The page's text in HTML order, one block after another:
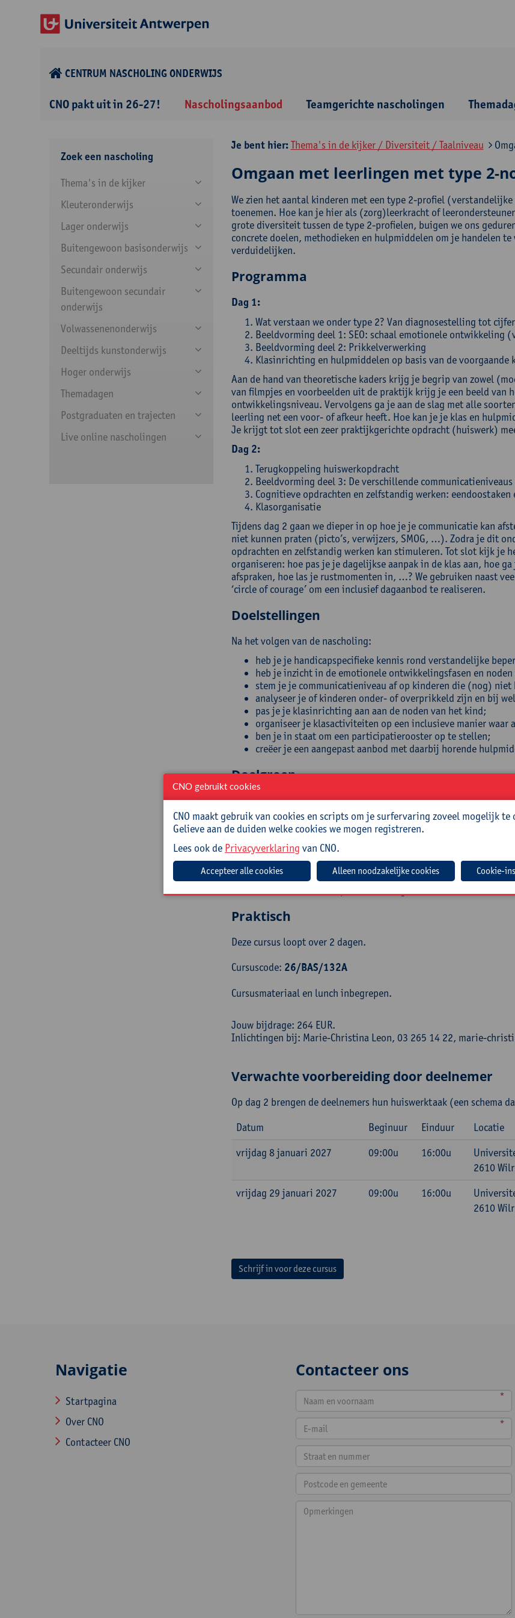
CENTRUM NASCHOLING ONDERWIJS
CNO pakt uit in 26-27! Nascholingsaanbod Teamgerichte nascholingen
Zoek een nascholing
Thema's in de kijker
Kleuteronderwijs
Lager onderwijs
Buitengewoon basisonderwijs
Secundair onderwijs
Buitengewoon secundair
onderwijs
Volwassenenonderwijs
Deeltijds kunstonderwijs
Hoger onderwijs
Themadagen
Postgraduaten en trajecten
Live online nascholingen
Je bent hier:Thema's in de kijker / Diversiteit / Taalniveau
Omgaan met leerlingen met type 2-
We zien het aantal kinderen met een type 2-profiel
toenemen. Hoe kan je hier als (zorg)leerkracht of
grote diversiteit tussen de type 2-profielen, buigen we ons
concrete doelen, methodieken en hulpmiddelen om je handelen
verduidelijken.
Programma
Dag 1:
Wat verstaan we onder type 2? Van diagnosestelling tot
Beeldvorming deel 1: SEO: schaal emotionele ontwikkeling
Beeldvorming deel 2: Prikkelverwerking
Klasinrichting en hulpmiddelen op basis van de voorgaande
Aan de hand van theoretische kaders krijg je begrip van zowel
van filmpjes en voorbeelden uit de praktijk krijg je een beeld van
ontwikkelingsniveau. Vervolgens ga je aan de slag met alle
leerling net een voor- of afkeur heeft. Hoe kan je je klas en
Je krijgt tot slot een zeer praktijkgerichte opdracht (huiswerk)
Dag 2:
Terugkoppeling huiswerkopdracht
Beeldvorming deel 3: De verschillende communicatieniveaus
Cognitieve opdrachten en zelfstandig werken: eendoostaken
Klasorganisatie
Tijdens dag 2 gaan we dieper in op hoe je je communicatie kan
niet kunnen praten (picto’s, verwijzers, SMOG, …). Zodra je dit
opdrachten en zelfstandig werken kan stimuleren. Tot slot kijk je
organiseren: hoe pas je je dagelijkse aanpak in de klas aan, hoe
afspraken, hoe las je rustmomenten in, …? We gebruiken naast
‘circle of courage’ om een inclusief dagaanbod te realiseren.
Doelstellingen
Na het volgen van de nascholing:
heb je je handicapspecifieke kennis rond verstandelijke
heb je inzicht in de emotionele ontwikkelingsfasen en
stem je je communicatieniveau af op kinderen die (nog) niet
analyseer je of kinderen onder- of overprikkeld zijn en bij
pas je je klasinrichting aan aan de noden van het kind;
organiseer je klasactiviteiten op een inclusieve manier waar
ben je in staat om een participatierooster op te stellen;
creëer je een aangepast aanbod met daarbij horende
Doelgroep
(Zorg)leerkrachten, zorgcoördinatoren en leerondersteuners uit
zijn welkom.
Laura Van Alphen is pedagoog van opleiding en gespecialiseerd
secundair onderwijs (type 2, type 9, type basisaanbod en type
Leersteuncentrum Antwerpen waar ze reguliere scholen
Praktisch
Deze cursus loopt over 2 dagen.
Cursuscode: 26/BAS/132A
Cursusmateriaal en lunch inbegrepen.
Jouw bijdrage: 264 EUR.
Inlichtingen bij: Marie-Christina Leon, 03 265 14 22, marie-
Verwachte voorbereiding door deelnemer
Op dag 2 brengen de deelnemers hun huiswerktaak (een schema
Datum
Beginuur Einduur
Locatie
vrijdag 8 januari 2027
09:00u 16:00u
2610
vrijdag 29 januari 2027
09:00u 16:00u
2610
Schrijf in voor deze cursus
Navigatie
Startpagina
Over CNO
Contacteer CNO
Contacteer ons
*
*
CNO gebruikt cookies
CNO maakt gebruik van cookies en scripts om je surfervaring zoveel mogelijk
Gelieve aan de duiden welke cookies we mogen registreren.
Lees ook de Privacyverklaring van CNO.
Cookie-